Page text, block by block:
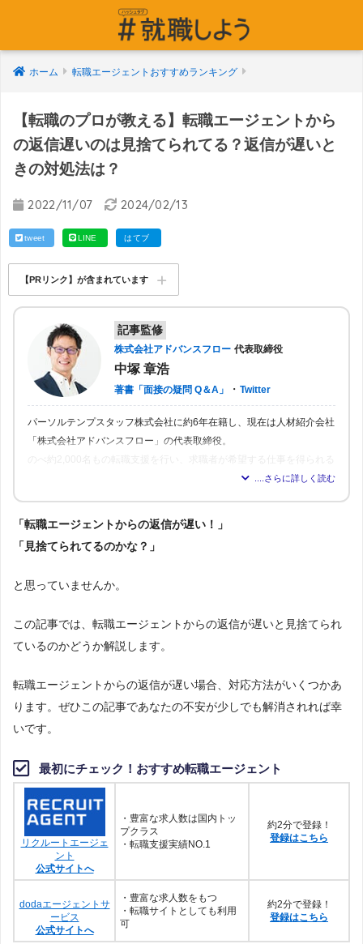
ホーム 転職エージェントおすすめランキング
【転職のプロが教える】転職エージェントから
の返信遅いのは見捨てられてる？返信が遅いと
きの対処法は？
2022/11/07 2024/02/13
tweet LINE はてブ
【PRリンク】が含まれています
記事監修
株式会社アドバンスフロー 代表取締役
中塚 章浩
著書「面接の疑問 Q＆A」 ・ Twitter
パーソルテンプスタッフ株式会社に約6年在籍し、現在は人材紹介会社
「株式会社アドバンスフロー」の代表取締役。
よう尽力。人材業界16年の経験から「転職はしっかりとした情報が得
「転職エージェントからの返信が遅い！」
「見捨てられてるのかな？」
と思っていませんか。
この記事では、転職エージェントからの返信が遅いと見捨てられ
ているのかどうか解説します。
転職エージェントからの返信が遅い場合、対応方法がいくつかあ
ります。ぜひこの記事であなたの不安が少しでも解消されれば幸
いです。
最初にチェック！おすすめ転職エージェント
リクルートエージェ
ント
公式サイトへ
・豊富な求人数は国内トッ
プクラス
・転職支援実績NO.1
約2分で登録！
登録はこちら
dodaエージェントサ
ービス
公式サイトへ
・豊富な求人数をもつ
・転職サイトとしても利用
可
約2分で登録！
登録はこちら